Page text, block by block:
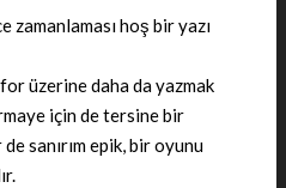
zamanlaması hoş bir yazı
üzerine daha da yazmak
için de tersine bir
sanırım epik, bir oyunu